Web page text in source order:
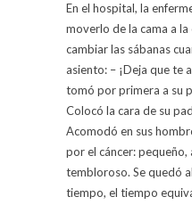
En el hospital, la
moverlo de la cama a
cambiar las sábanas
asiento: – ¡Deja que te
tomó por primera a su
Colocó la cara de su
Acomodó en sus
por el cáncer: pequeño,
tembloroso. Se quedó
tiempo, el tiempo